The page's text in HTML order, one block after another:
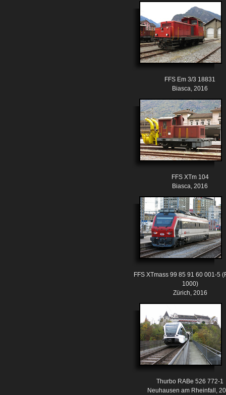
FFS Em 3/3 18831
Biasca, 2016
FFS XTm 104
Biasca, 2016
FFS XTmass 99 85 91 60 001-5
1000)
Zürich, 2016
Thurbo RABe 526 772-1
Neuhausen am Rheinfall,